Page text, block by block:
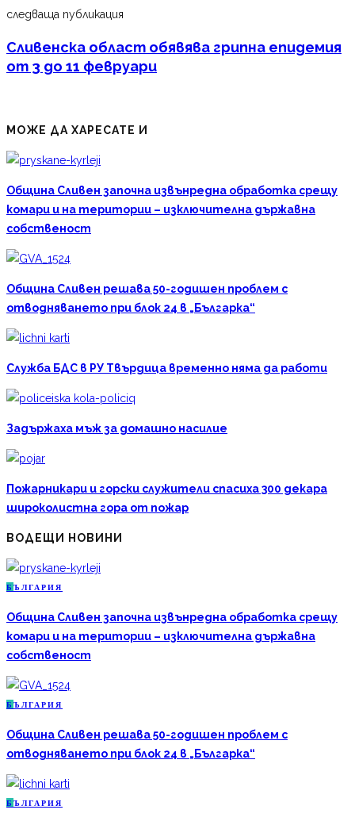
следваща публикация
Сливенска област обявява грипна епидемия
от 3 до 11 февруари
МОЖЕ ДА ХАРЕСАТЕ И
Община Сливен започна извънредна обработка срещу
комари и на територии – изключителна държавна
собственост
Община Сливен решава 50-годишен проблем с
отводняването при блок 24 в „Българка“
Служба БДС в РУ Твърдица временно няма да работи
Задържаха мъж за домашно насилие
Пожарникари и горски служители спасиха 300 декара
широколистна гора от пожар
ВОДЕЩИ НОВИНИ
Б ЪЛГАРИЯ
Община Сливен започна извънредна обработка срещу
комари и на територии – изключителна държавна
собственост
Б ЪЛГАРИЯ
Община Сливен решава 50-годишен проблем с
отводняването при блок 24 в „Българка“
Б ЪЛГАРИЯ